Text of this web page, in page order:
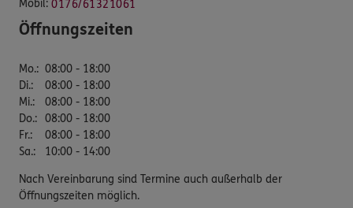
Mobil: 0176/61321061
Öffnungszeiten
Mo.: 08:00 - 18:00
Di.:
08:00 - 18:00
Mi.:
08:00 - 18:00
Do.: 08:00 - 18:00
Fr.:
08:00 - 18:00
Sa.: 10:00 - 14:00
Nach Vereinbarung sind Termine auch außerhalb der
Öffnungszeiten möglich.